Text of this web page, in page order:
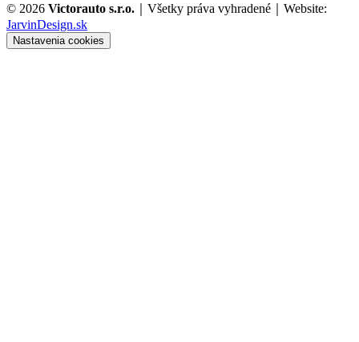
© 2026 Victorauto s.r.o. ｜Všetky práva vyhradené｜Website:
JarvinDesign.sk
Nastavenia cookies